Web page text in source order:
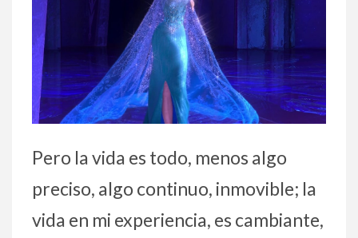
Pero la vida es todo, menos algo
preciso, algo continuo, inmovible; la
vida en mi experiencia, es cambiante,